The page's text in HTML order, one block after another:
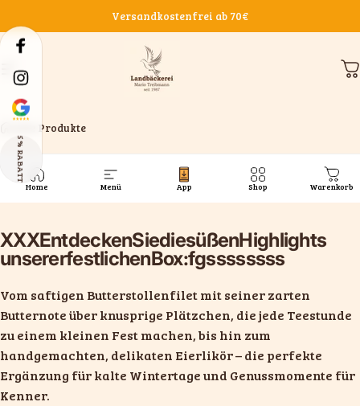
Versandkostenfrei ab 70€
Seitennavigation Landbäckerei Mario Treibmann
Facebook
Instagram
Tumblr
5% RABATT
Home Menü App Shop Warenkorb
Alle Produkte
AlleProdukte
XXXEntdeckenSiediesüßenHighlights
unsererfestlichenBox:fgssssssss
Vom saftigen Butterstollenfilet mit seiner zarten
Butternote über knusprige Plätzchen, die jede Teestunde
zu einem kleinen Fest machen, bis hin zum
handgemachten, delikaten Eierlikör – die perfekte
Ergänzung für kalte Wintertage und Genussmomente für
Kenner.